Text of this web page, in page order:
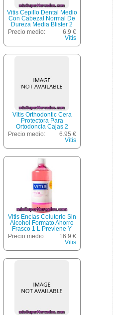
Vitis Cepillo Dental Medio
Con Cabezal Normal De
Dureza Media Blister 2
Unidades + Regalo Pasta
Precio medio:
6.9 €
Vitis
Vitis Orthodontic Cera
Protectora Para
Ortodoncia Cajas 2
Unidades Con 5 Barras
Precio medio:
6.95 €
Vitis
Vitis Encías Colutorio Sin
Alcohol Formato Ahorro
Frasco 1 L Previene Y
Ayuda A Tratar La
Inflamación Y El Sangrado
Precio medio:
16.9 €
Vitis